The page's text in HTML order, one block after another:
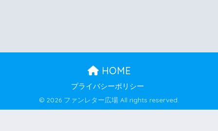
HOME
プライバシーポリシー
© 2026 ファンレター広場 All rights reserved.